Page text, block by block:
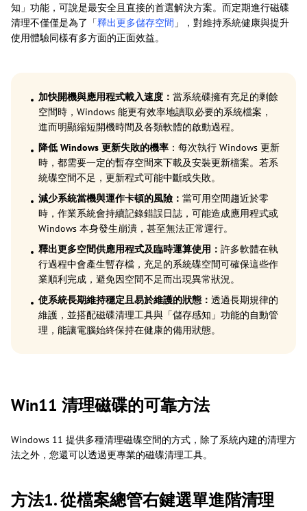
知」功能，可說是最安全且直接的首選解決方案。而定期進行磁碟
清理不僅僅是為了「釋出更多儲存空間 」，對維持系統健康與提升
使用體驗同樣有多方面的正面效益。
加快開機與應用程式載入速度： 當系統碟擁有充足的剩餘
空間時，Windows 能更有效率地讀取必要的系統檔案，
進而明顯縮短開機時間及各類軟體的啟動過程。
降低 Windows 更新失敗的機率 ：每次執行 Windows 更新
時，都需要一定的暫存空間來下載及安裝更新檔案。若系
統碟空間不足，更新程式可能中斷或失敗。
減少系統當機與運作卡頓的風險： 當可用空間趨近於零
時，作業系統會持續記錄錯誤日誌，可能造成應用程式或
Windows 本身發生崩潰，甚至無法正常運行。
釋出更多空間供應用程式及臨時運算使用： 許多軟體在執
行過程中會產生暫存檔，充足的系統碟空間可確保這些作
業順利完成，避免因空間不足而出現異常狀況。
使系統長期維持穩定且易於維護的狀態： 透過長期規律的
維護，並搭配磁碟清理工具與「儲存感知」功能的自動管
理，能讓電腦始終保持在健康的備用狀態。
Win11 清理磁碟的可靠方法
Windows 11 提供多種清理磁碟空間的方式，除了系統內建的清理方
法之外，您還可以透過更專業的磁碟清理工具。
方法1. 從檔案總管右鍵選單進階清理